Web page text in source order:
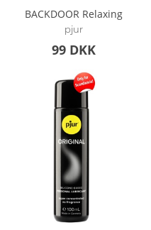
BACKDOOR Relaxing
pjur
99 DKK